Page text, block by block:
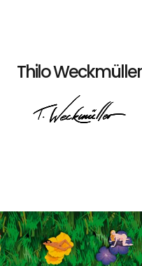
Thilo Weckmüller
Home
EVENTS
Poster
Bücher